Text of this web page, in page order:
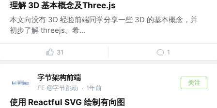
理解 3D 基本概念及Three.js
本文向没有 3D 经验前端同学分享一些 3D 的基本概念，并
初步了解 threejs。希...
31 1
字节架构前端
FE @字节跳动 · 1年前
关注
使用 Reactful SVG 绘制有向图